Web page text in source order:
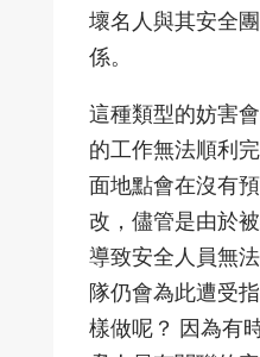
壞名人與其安全
係。
這種類型的妨害
的工作無法順利
面地點會在沒有
改，儘管是由於
導致安全人員無
隊仍會為此遭受
樣做呢？ 因為有